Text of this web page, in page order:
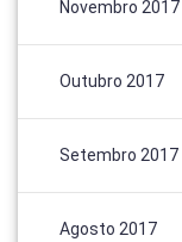
Novembro 2017
Outubro 2017
Setembro 2017
Agosto 2017